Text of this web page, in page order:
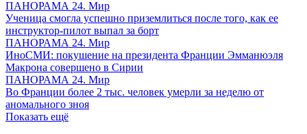
ПАНОРАМА 24. Мир
Ученица смогла успешно приземлиться после того, как ее
инструктор-пилот выпал за борт
ПАНОРАМА 24. Мир
ИноСМИ: покушение на президента Франции Эмманюэля
Макрона совершено в Сирии
ПАНОРАМА 24. Мир
Во Франции более 2 тыс. человек умерли за неделю от
аномального зноя
Показать ещё